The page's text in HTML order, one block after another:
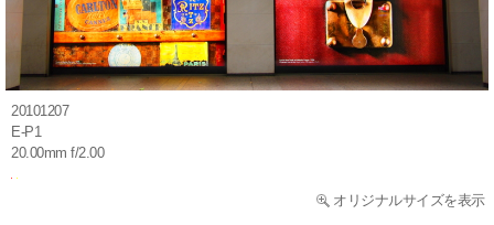
20101207
E-P1
20.00mm f/2.00
オリジナルサイズを表示